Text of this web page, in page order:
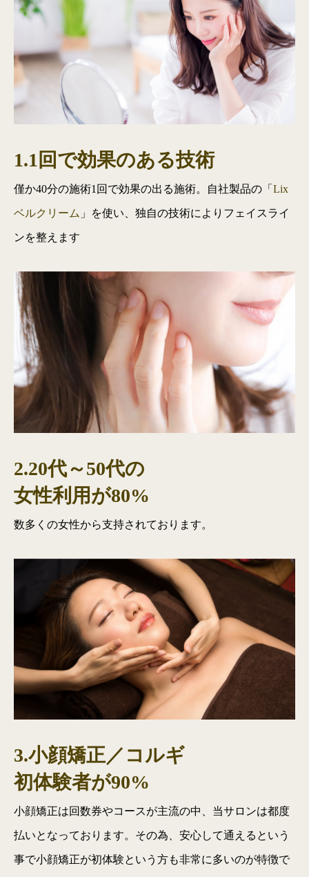
1.1回で効果のある技術
僅か40分の施術1回で効果の出る施術。自社製品の「 Lix
ベルクリーム 」を使い、独自の技術によりフェイスライ
ンを整えます
2.20代～50代の
女性利用が80%
数多くの女性から支持されております。
3.小顔矯正／コルギ
初体験者が90%
小顔矯正は回数券やコースが主流の中、当サロンは都度
払いとなっております。その為、安心して通えるという
事で小顔矯正が初体験という方も非常に多いのが特徴で